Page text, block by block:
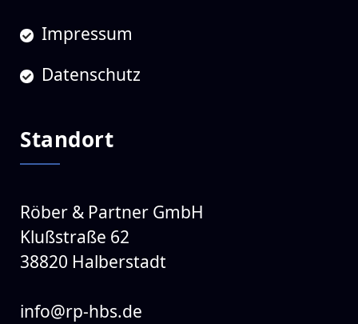
Impressum
Datenschutz
Standort
Röber & Partner GmbH
Klußstraße 62
38820 Halberstadt
info@rp-hbs.de